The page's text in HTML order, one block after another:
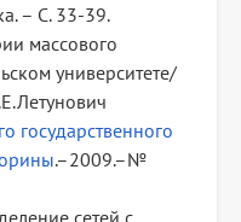
– С. 33-39.
массового
университете/
государственного
.–2009.–№